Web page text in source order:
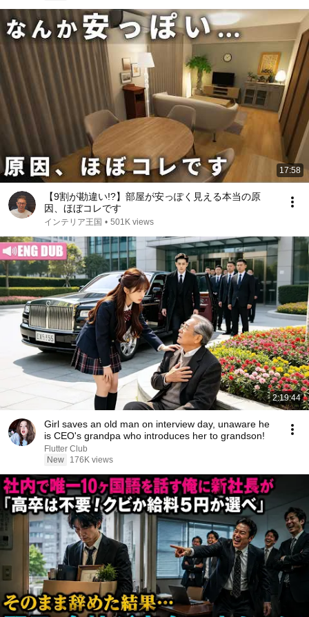
17:58
【9割が勘違い!?】部屋が安っぽく見える本当の原
因、ほぼコレです
インテリア王国 • 501K views
2:19:44
Girl saves an old man on interview day, unaware he
is CEO's grandpa who introduces her to grandson!
Flutter Club
New
176K views